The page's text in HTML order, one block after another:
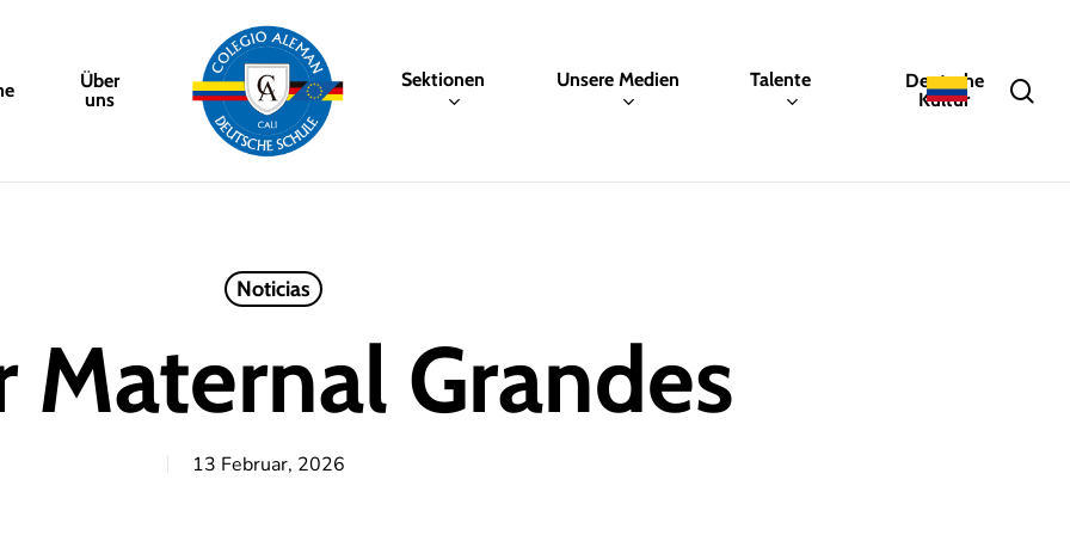
Über
uns
Sektionen Unsere Medien Talente
Deutsche
Kultur
Noticias
Maternal Grandes
13 Februar, 2026